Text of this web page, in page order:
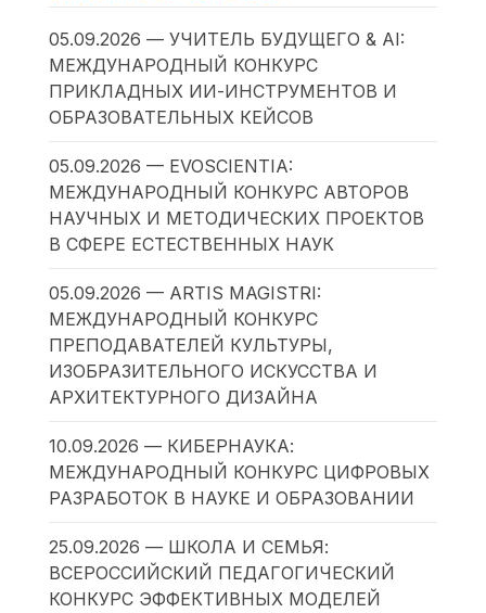
05.09.2026 — УЧИТЕЛЬ БУДУЩЕГО & AI:
МЕЖДУНАРОДНЫЙ КОНКУРС
ПРИКЛАДНЫХ ИИ-ИНСТРУМЕНТОВ И
ОБРАЗОВАТЕЛЬНЫХ КЕЙСОВ
05.09.2026 — EVOSCIENTIA:
МЕЖДУНАРОДНЫЙ КОНКУРС АВТОРОВ
НАУЧНЫХ И МЕТОДИЧЕСКИХ ПРОЕКТОВ
В СФЕРЕ ЕСТЕСТВЕННЫХ НАУК
05.09.2026 — ARTIS MAGISTRI:
МЕЖДУНАРОДНЫЙ КОНКУРС
ПРЕПОДАВАТЕЛЕЙ КУЛЬТУРЫ,
ИЗОБРАЗИТЕЛЬНОГО ИСКУССТВА И
АРХИТЕКТУРНОГО ДИЗАЙНА
10.09.2026 — КИБЕРНАУКА:
МЕЖДУНАРОДНЫЙ КОНКУРС ЦИФРОВЫХ
РАЗРАБОТОК В НАУКЕ И ОБРАЗОВАНИИ
25.09.2026 — ШКОЛА И СЕМЬЯ:
ВСЕРОССИЙСКИЙ ПЕДАГОГИЧЕСКИЙ
КОНКУРС ЭФФЕКТИВНЫХ МОДЕЛЕЙ